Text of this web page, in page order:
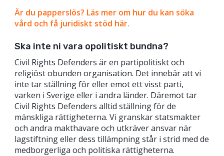
Är du papperslös? Läs mer om hur du kan söka
vård och få juridiskt stöd här.
Ska inte ni vara opolitiskt bundna?
Civil Rights Defenders är en partipolitiskt och
religiöst obunden organisation. Det innebär att vi
inte tar ställning för eller emot ett visst parti,
varken i Sverige eller i andra länder. Däremot tar
Civil Rights Defenders alltid ställning för de
mänskliga rättigheterna. Vi granskar statsmakter
och andra makthavare och utkräver ansvar när
lagstiftning eller dess tillämpning står i strid med de
medborgerliga och politiska rättigheterna.